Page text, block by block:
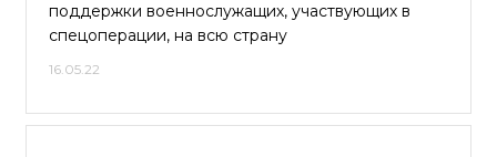
поддержки военнослужащих, участвующих в
спецоперации, на всю страну
16.05.22